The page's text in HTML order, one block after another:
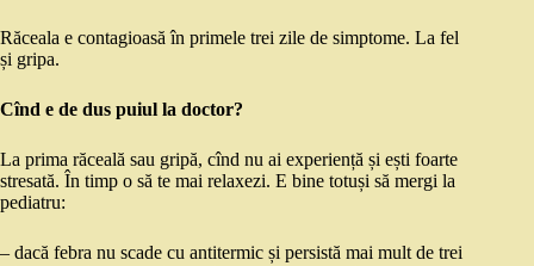
Răceala e contagioasă în primele trei zile de simptome. La fel
și gripa.
Cînd e de dus puiul la doctor?
La prima răceală sau gripă, cînd nu ai experiență și ești foarte
stresată. În timp o să te mai relaxezi. E bine totuși să mergi la
pediatru:
– dacă febra nu scade cu antitermic și persistă mai mult de trei